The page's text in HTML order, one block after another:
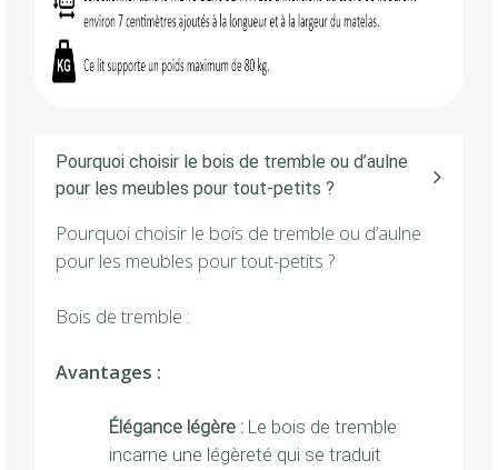
Pourquoi choisir le bois de tremble ou d’aulne
pour les meubles pour tout-petits ?
Pourquoi choisir le bois de tremble ou d’aulne
pour les meubles pour tout-petits ?
Bois de tremble :
Avantages :
Élégance légère :Le bois de tremble
incarne une légèreté qui se traduit